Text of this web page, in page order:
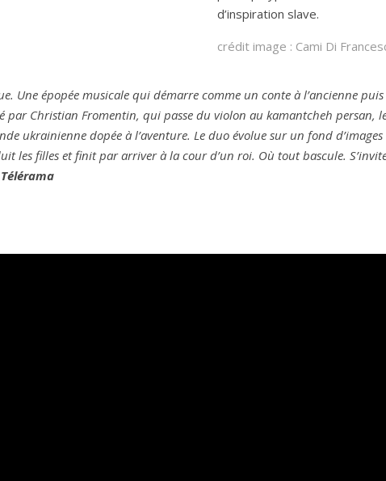
d’inspiration slave.
crédit image : Cami Di
Une épopée musicale qui démarre comme un conte à l’ancienne
par Christian Fromentin, qui passe du violon au kamantcheh persan,
ukrainienne dopée à l’aventure. Le duo évolue sur un fond
les filles et finit par arriver à la cour d’un roi. Où tout bascule.
Télérama